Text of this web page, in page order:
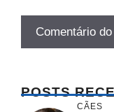
POSTS
CÃES